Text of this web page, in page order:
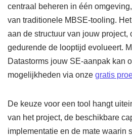
centraal beheren in één
van traditionele MBSE-tooling.
aan de structuur van jouw project,
gedurende de looptijd evolueert.
Datastorms jouw SE-aanpak kan
mogelijkheden via onze gratis
De keuze voor een tool hangt
van het project, de beschikbare
implementatie en de mate waarin